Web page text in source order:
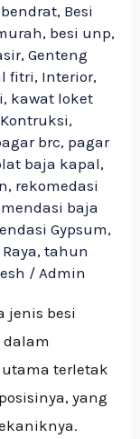
bendrat, Besi
, besi unp,
,Genteng
fitri, Interior,
, kawat loket
Kontruksi,
brc, pagar
baja kapal,
, rekomedasi
baja
Gypsum,
,tahun
/Admin
jenis besi
terletak
yang